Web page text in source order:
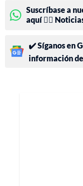
Suscríbase a
aquí 👉🏻
✔️ Síganos en
información